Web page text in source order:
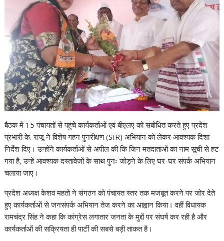
बैठक में 15 पंचायतों से पहुंचे कार्यकर्ताओं एवं बीएलए को संबोधित करते हुए प्रदेश
प्रभारी के. राजू ने विशेष गहन पुनरीक्षण (SIR) अभियान को लेकर आवश्यक दिशा-
निर्देश दिए। उन्होंने कार्यकर्ताओं से अपील की कि जिन मतदाताओं का नाम सूची से हट
गया है, उन्हें आवश्यक दस्तावेजों के साथ पुनः जोड़ने के लिए घर-घर संपर्क अभियान
चलाया जाए।
प्रदेश अध्यक्ष केशव महतो ने संगठन को पंचायत स्तर तक मजबूत करने पर जोर देते
हुए कार्यकर्ताओं से जनसंपर्क अभियान तेज करने का आह्वान किया। वहीं विधायक
रामचंद्र सिंह ने कहा कि कांग्रेस लगातार जनता के मुद्दों पर संघर्ष कर रही है और
कार्यकर्ताओं की सक्रियता ही पार्टी की सबसे बड़ी ताकत है।